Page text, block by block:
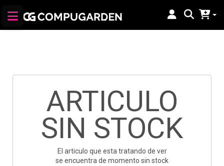
ARTICULO
SIN STOCK
El articulo que esta tratando de ver
se encuentra de momento sin stock